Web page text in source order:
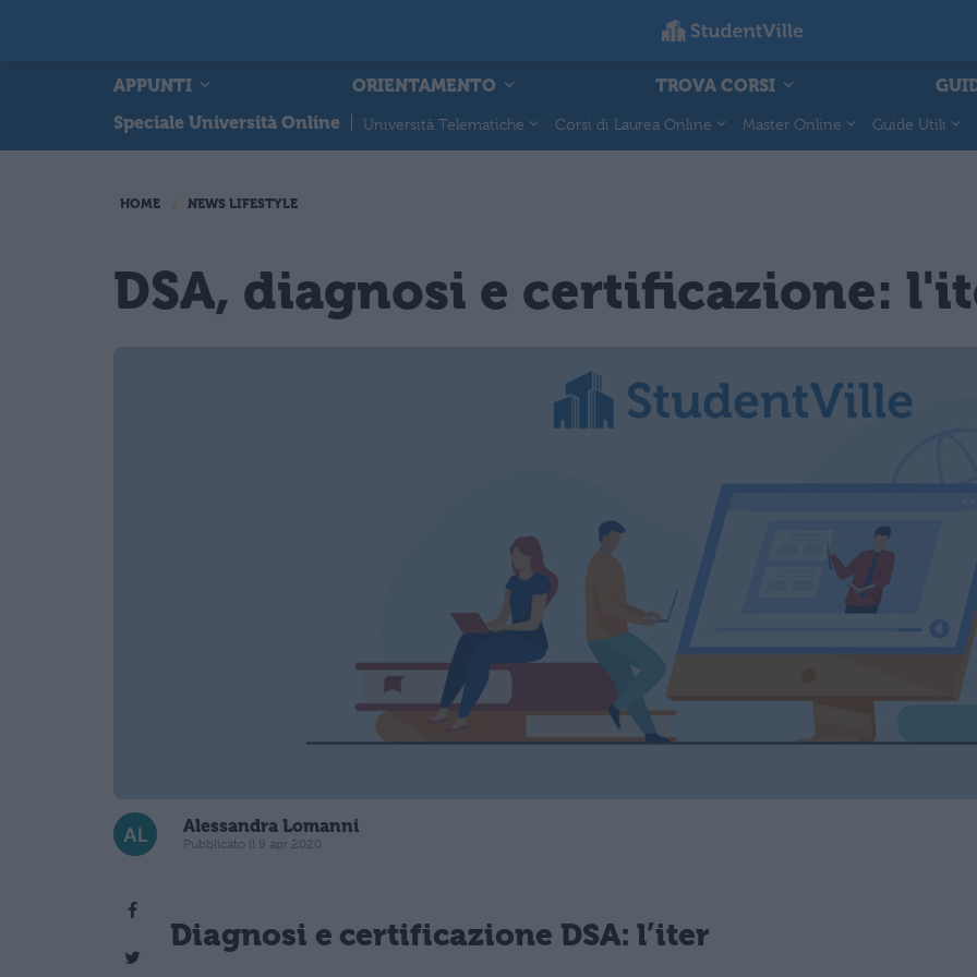
APPUNTI ORIENTAMENTO TROVA CORSI
Speciale Università Online
Università Telematiche Corsi di Laurea Online Master Online Guide Utili
HOME NEWS LIFESTYLE
DSA, diagnosi e certificazione:
Alessandra Lomanni
Pubblicato il 9 apr 2020
Diagnosi e certificazione DSA: l’iter